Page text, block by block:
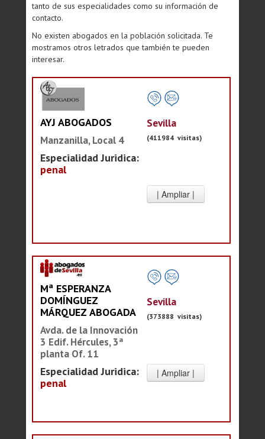
tanto de sus especialidades como su información de
contacto.
No existen abogados en la población solicitada. Te
mostramos otros letrados que también te pueden
interesar.
AYJ ABOGADOS
Manzanilla, Local 4
Especialidad Juridica:
penal
Sevilla
(411984 visitas)
Mª ESPERANZA
DOMÍNGUEZ
MÁRQUEZ ABOGADA
Avda. de la Innovación
3 Edif. Hércules, 3ª
planta Of. 11
Especialidad Juridica:
penal
Sevilla
(373888 visitas)